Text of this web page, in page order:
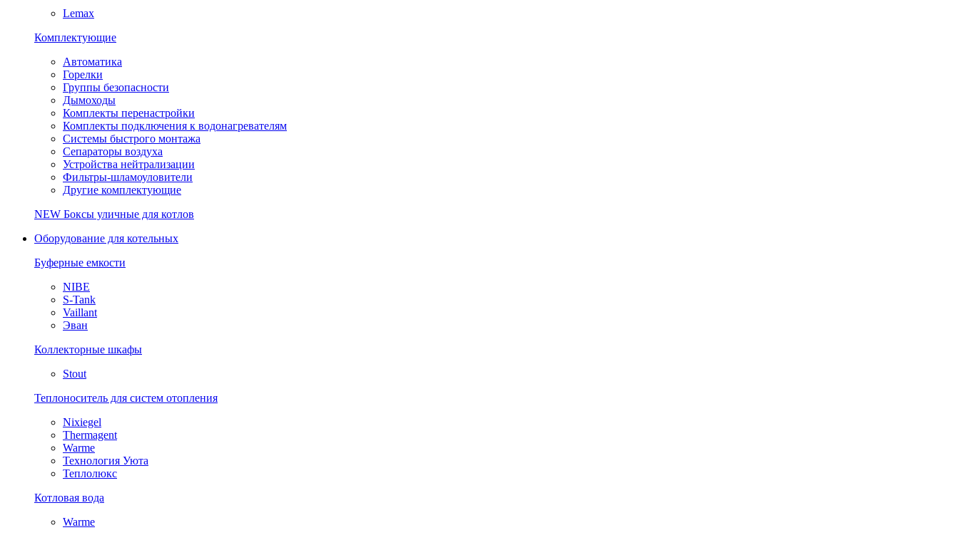
Lemax
Комплектующие
Автоматика
Горелки
Группы безопасности
Дымоходы
Комплекты перенастройки
Комплекты подключения к водонагревателям
Системы быстрого монтажа
Сепараторы воздуха
Устройства нейтрализации
Фильтры-шламоуловители
Другие комплектующие
NEW Боксы уличные для котлов
Оборудование для котельных
Буферные емкости
NIBE
S-Tank
Vaillant
Эван
Коллекторные шкафы
Stout
Теплоноситель для систем отопления
Nixiegel
Thermagent
Warme
Технология Уюта
Теплолюкс
Котловая вода
Warme